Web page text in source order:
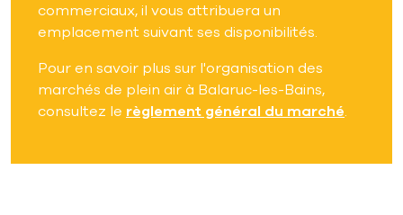
commerciaux, il vous attribuera un
emplacement suivant ses disponibilités.
Pour en savoir plus sur l'organisation des
marchés de plein air à Balaruc-les-Bains,
consultez le règlement général du marché.